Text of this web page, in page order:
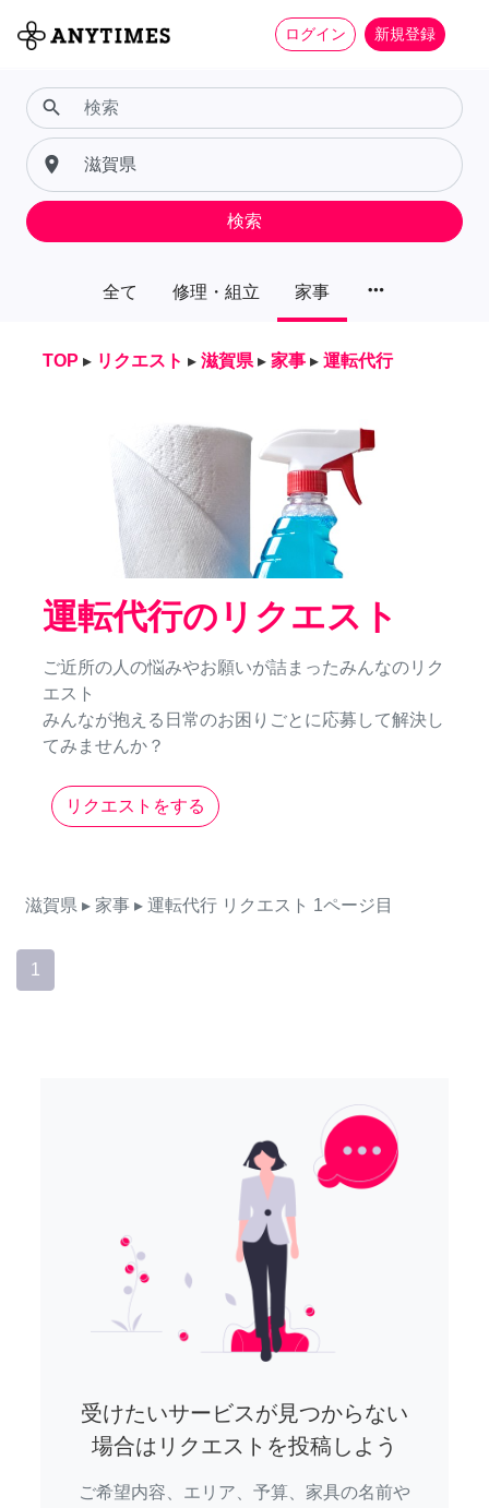
ログイン 新規登録
全て 修理・組立 家事 more_horiz
search
place
検索
TOP ▸ リクエスト ▸ 滋賀県 ▸ 家事 ▸ 運転代行
運転代行のリクエスト
ご近所の人の悩みやお願いが詰まったみんなのリク
エスト
みんなが抱える日常のお困りごとに応募して解決し
てみませんか？
リクエストをする
滋賀県 ▸ 家事 ▸ 運転代行 リクエスト 1ページ目
1
受けたいサービスが見つからない
場合はリクエストを投稿しよう
ご希望内容、エリア、予算、家具の名前や